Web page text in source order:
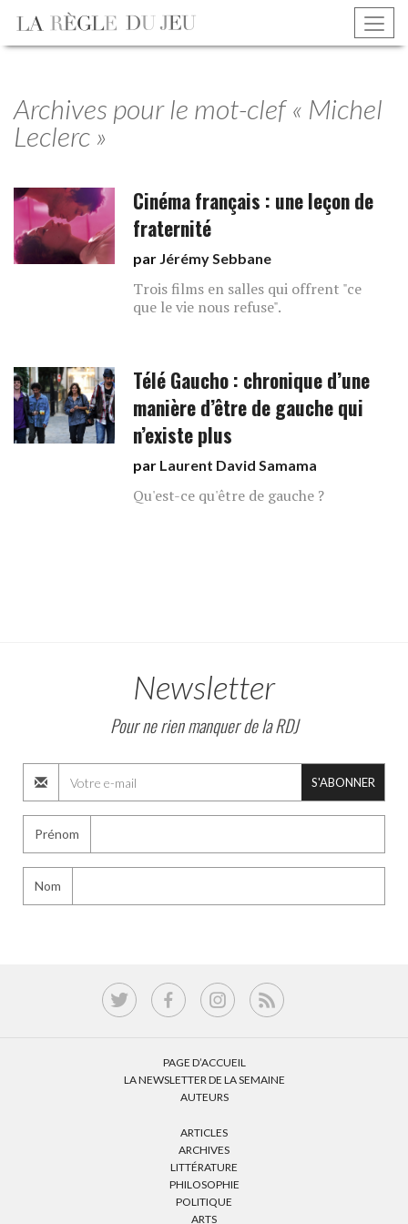
Archives pour le mot-clef « Michel
Leclerc »
Cinéma français : une leçon de
fraternité
par Jérémy Sebbane
Trois films en salles qui offrent "ce
que le vie nous refuse".
Télé Gaucho : chronique d’une
manière d’être de gauche qui
n’existe plus
par Laurent David Samama
Qu'est-ce qu'être de gauche ?
Newsletter
Pour ne rien manquer de la RDJ
S'ABONNER
Prénom
Nom
PAGE D’ACCUEIL
LA NEWSLETTER DE LA SEMAINE
AUTEURS
ARTICLES
ARCHIVES
LITTÉRATURE
PHILOSOPHIE
POLITIQUE
ARTS